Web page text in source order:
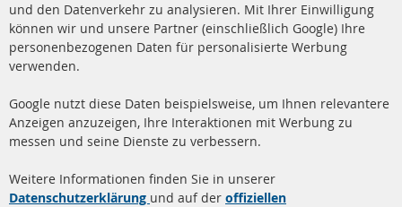
+49 (0) 4533 799 00 0
Mo-Do: 09-17 Uhr, Fr 09-16 Uhr
info@contra-automotive.de
facebook
instagram
Quick Links
Dieselpartikelfilter (DPF)
Kundenservice
Über uns
und den Datenverkehr zu analysieren. Mit Ihrer Einwilligung
können wir und unsere Partner (einschließlich Google) Ihre
personenbezogenen Daten für personalisierte Werbung
verwenden.
Google nutzt diese Daten beispielsweise, um Ihnen relevantere
Anzeigen anzuzeigen, Ihre Interaktionen mit Werbung zu
messen und seine Dienste zu verbessern.
Weitere Informationen finden Sie in unserer
Datenschutzerklärung und auf der offiziellen